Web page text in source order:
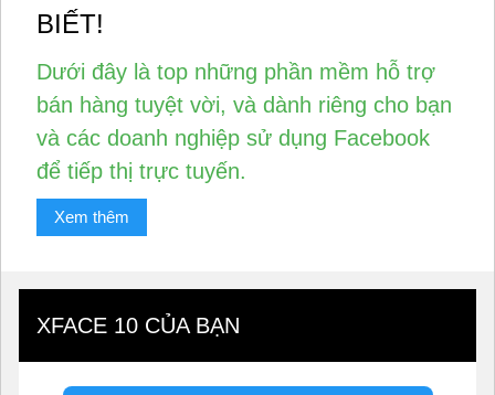
BIẾT!
Dưới đây là top những phần mềm hỗ trợ
bán hàng tuyệt vời, và dành riêng cho bạn
và các doanh nghiệp sử dụng Facebook
để tiếp thị trực tuyến.
Xem thêm
XFACE 10 CỦA BẠN